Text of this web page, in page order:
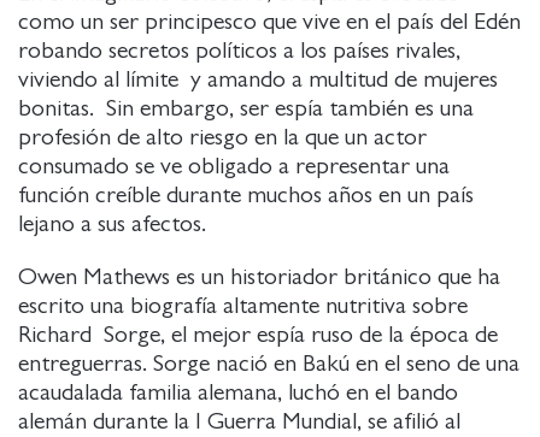
como un ser principesco que vive en el país del Edén
robando secretos políticos a los países rivales,
viviendo al límite y amando a multitud de mujeres
bonitas. Sin embargo, ser espía también es una
profesión de alto riesgo en la que un actor
consumado se ve obligado a representar una
función creíble durante muchos años en un país
lejano a sus afectos.
Owen Mathews es un historiador británico que ha
escrito una biografía altamente nutritiva sobre
Richard Sorge, el mejor espía ruso de la época de
entreguerras. Sorge nació en Bakú en el seno de una
acaudalada familia alemana, luchó en el bando
alemán durante la I Guerra Mundial, se afilió al